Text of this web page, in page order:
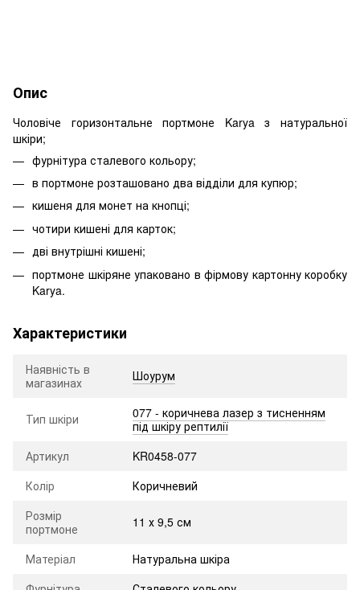
Опис
Чоловіче горизонтальне портмоне Karya з натуральної
шкіри;
фурнітура сталевого кольору;
в портмоне розташовано два відділи для купюр;
кишеня для монет на кнопці;
чотири кишені для карток;
дві внутрішні кишені;
портмоне шкіряне упаковано в фірмову картонну коробку
Karya.
Характеристики
Наявність в
магазинах
Шоурум
Тип шкіри
077 - коричнева лазер з тисненням
під шкіру рептилії
Артикул
KR0458-077
Колір
Коричневий
Розмір
портмоне
11 х 9,5 см
Матеріал
Натуральна шкіра